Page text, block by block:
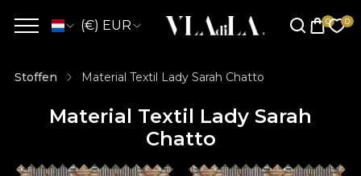
(€) EUR
Stoffen Material Textil Lady Sarah Chatto
Material Textil Lady Sarah
Chatto